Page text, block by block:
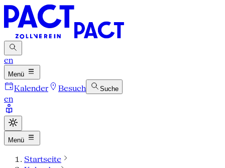
en
Menü
Kalender Besuch Suche
en
Menü
Startseite